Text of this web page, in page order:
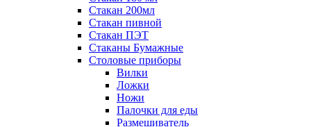
Стакан 200мл
Стакан пивной
Стакан ПЭТ
Стаканы Бумажные
Столовые приборы
Вилки
Ложки
Ножи
Палочки для еды
Размешиватель